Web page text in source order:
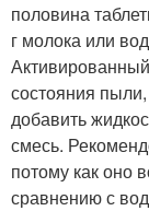
половина
г молока или
состояния
добавить
смесь.
потому как оно
сравнению с